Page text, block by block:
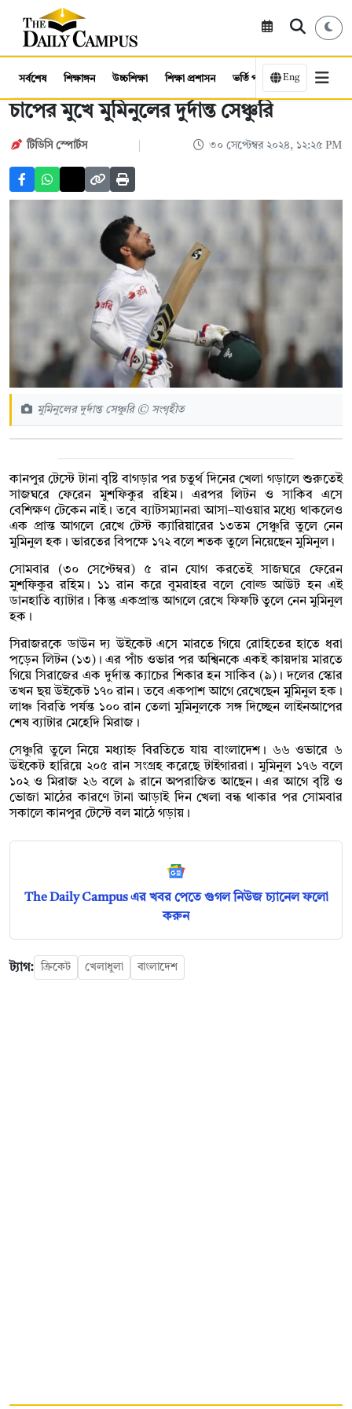
সর্বশেষ শিক্ষাঙ্গন উচ্চশিক্ষা শিক্ষা প্রশাসন ভর্তি পরীক্ষা কর্মসংস্থান
Eng
চাপের মুখে মুমিনুলের দুর্দান্ত সেঞ্চুরি
টিডিসি স্পোর্টস ৩০ সেপ্টেম্বর ২০২৪, ১২:২৫ PM
মুমিনুলের দুর্দান্ত সেঞ্চুরি © সংগৃহীত
কানপুর টেস্টে টানা বৃষ্টি বাগড়ার পর চতুর্থ দিনের খেলা গড়ালে শুরুতেই
সাজঘরে ফেরেন মুশফিকুর রহিম। এরপর লিটন ও সাকিব এসে
বেশিক্ষণ টেকেন নাই। তবে ব্যাটসম্যানরা আসা–যাওয়ার মধ্যে থাকলেও
এক প্রান্ত আগলে রেখে টেস্ট ক্যারিয়ারের ১৩তম সেঞ্চুরি তুলে নেন
মুমিনুল হক। ভারতের বিপক্ষে ১৭২ বলে শতক তুলে নিয়েছেন মুমিনুল।
সোমবার (৩০ সেপ্টেম্বর) ৫ রান যোগ করতেই সাজঘরে ফেরেন
মুশফিকুর রহিম। ১১ রান করে বুমরাহর বলে বোল্ড আউট হন এই
ডানহাতি ব্যাটার। কিন্তু একপ্রান্ত আগলে রেখে ফিফটি তুলে নেন মুমিনুল
হক।
সিরাজরকে ডাউন দ্য উইকেট এসে মারতে গিয়ে রোহিতের হাতে ধরা
পড়েন লিটন (১৩)। এর পাঁচ ওভার পর অশ্বিনকে একই কায়দায় মারতে
গিয়ে সিরাজের এক দুর্দান্ত ক্যাচের শিকার হন সাকিব (৯)। দলের স্কোর
তখন ছয় উইকেট ১৭০ রান। তবে একপাশ আগে রেখেছেন মুমিনুল হক।
লাঞ্চ বিরতি পর্যন্ত ১০০ রান তেলা মুমিনুলকে সঙ্গ দিচ্ছেন লাইনআপের
শেষ ব্যাটার মেহেদি মিরাজ।
সেঞ্চুরি তুলে নিয়ে মধ্যাহ্ন বিরতিতে যায় বাংলাদেশ। ৬৬ ওভারে ৬
উইকেট হারিয়ে ২০৫ রান সংগ্রহ করেছে টাইগাররা। মুমিনুল ১৭৬ বলে
১০২ ও মিরাজ ২৬ বলে ৯ রানে অপরাজিত আছেন। এর আগে বৃষ্টি ও
ভোজা মাঠের কারণে টানা আড়াই দিন খেলা বন্ধ থাকার পর সোমবার
সকালে কানপুর টেস্টে বল মাঠে গড়ায়।
The Daily Campus এর খবর পেতে গুগল নিউজ চ্যানেল ফলো
করুন
ট্যাগ: ক্রিকেট খেলাধুলা বাংলাদেশ